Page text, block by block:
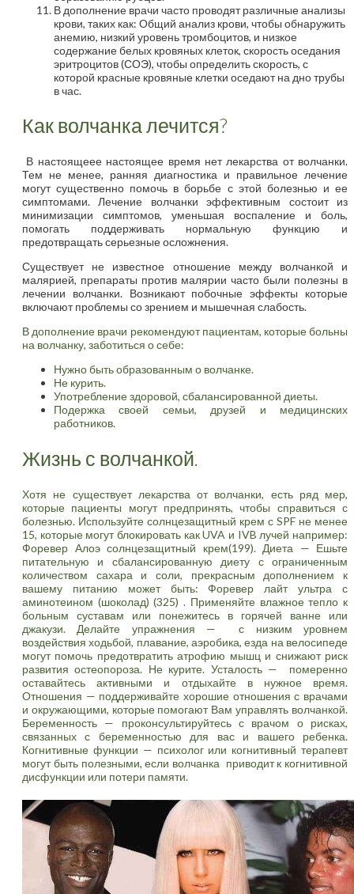
В дополнение врачи часто проводят различные анализы
крови, таких как: Общий анализ крови, чтобы обнаружить
анемию, низкий уровень тромбоцитов, и низкое
содержание белых кровяных клеток, скорость оседания
эритроцитов (СОЭ), чтобы определить скорость, с
которой красные кровяные клетки оседают на дно трубы
в час.
Как волчанка лечится?
В настоящеее настоящее время нет лекарства от волчанки.
Тем не менее, ранняя диагностика и правильное лечение
могут существенно помочь в борьбе с этой болезнью и ее
симптомами. Лечение волчанки эффективным состоит из
минимизации симптомов, уменьшая воспаление и боль,
помогать поддерживать нормальную функцию и
предотвращать серьезные осложнения.
Существует не известное отношение между волчанкой и
малярией, препараты против малярии часто были полезны в
лечении волчанки. Возникают побочные эффекты которые
включают проблемы со зрением и мышечная слабость.
В дополнение врачи рекомендуют пациентам, которые больны
на волчанку, заботиться о себе:
Нужно быть образованным о волчанке.
Не курить.
Употребление здоровой, сбалансированной диеты.
Подержка своей семьи, друзей и медицинских
работников.
Жизнь с волчанкой.
Хотя не существует лекарства от волчанки, есть ряд мер,
которые пациенты могут предпринять, чтобы справиться с
болезнью. Используйте солнцезащитный крем с SPF не менее
15, которые могут блокировать как UVA и IVB лучей например:
Форевер Алоэ солнцезащитный крем(199). Диета — Ешьте
питательную и сбалансированную диету с ограниченным
количеством сахара и соли, прекрасным дополнением к
вашему питанию может быть:Форевер лайт ультра с
аминотеином (шоколад) (325) . Применяйте влажное тепло к
больным суставам или понежитесь в горячей ванне или
джакузи. Делайте упражнения — с низким уровнем
воздействия ходьбой, плавание, аэробика, езда на велосипеде
могут помочь предотвратить атрофию мышц и снижают риск
развития остеопороза. Не курите. Усталость — померенно
оставайтесь активными и отдыхайте в нужное время.
Отношения — поддерживайте хорошие отношения с врачами
и окружающими, которые помогают Вам управлять волчанкой.
Беременность — проконсультируйтесь с врачом о рисках,
связанных с беременностью для вас и вашего ребенка.
Когнитивные функции — психолог или когнитивный терапевт
могут быть полезными, если волчанка приводит к когнитивной
дисфункции или потери памяти.